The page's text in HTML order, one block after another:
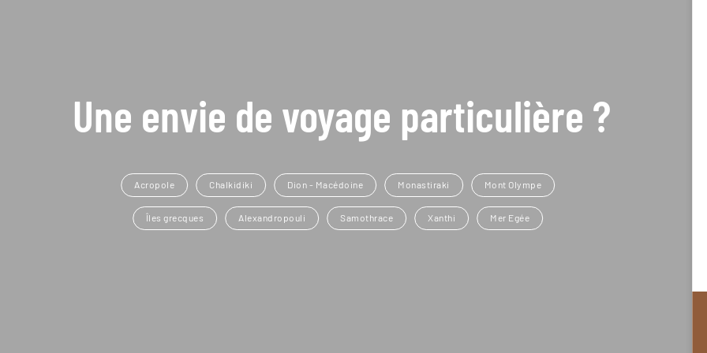
Une envie de voyage particulière ?
Acropole Chalkidiki Dion - Macédoine Monastiraki Mont Olympe
Îles grecques Alexandropouli Samothrace Xanthi Mer Egée